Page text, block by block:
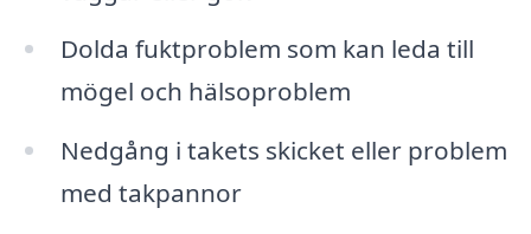
Dolda fuktproblem som kan leda till
mögel och hälsoproblem
Nedgång i takets skicket eller problem
med takpannor